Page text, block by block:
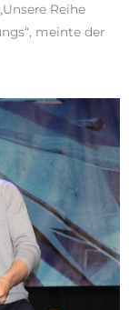
Reihe
meinte der